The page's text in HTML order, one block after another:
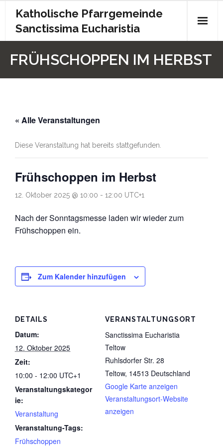
Katholische Pfarrgemeinde
Sanctissima Eucharistia
Start
Pfarrbrief
Archiv
Datenschutz
FRÜHSCHOPPEN IM HERBST
« Alle Veranstaltungen
Diese Veranstaltung hat bereits stattgefunden.
Frühschoppen im Herbst
12. Oktober 2025 @ 10:00 - 12:00 UTC+1
Nach der Sonntagsmesse laden wir wieder zum
Frühschoppen ein.
Zum Kalender hinzufügen
DETAILS
Datum:
12. Oktober 2025
Zeit:
10:00 - 12:00 UTC+1
Veranstaltungskategor
ie:
Veranstaltung
Veranstaltung-Tags:
Frühschoppen
VERANSTALTUNGSORT
Sanctissima Eucharistia
Teltow
Ruhlsdorfer Str. 28
Teltow, 14513 Deutschland
Google Karte anzeigen
Veranstaltungsort-Website
anzeigen